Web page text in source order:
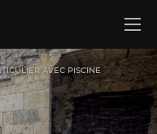
AVEC PISCINE